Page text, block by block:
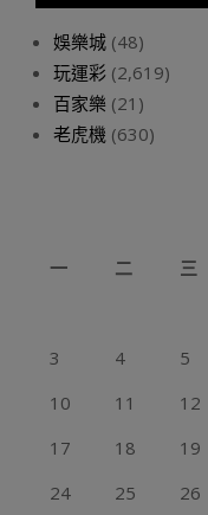
娛樂城 (48)
玩運彩 (2,619)
百家樂 (21)
老虎機 (630)
一
二 三
3
4 5
10
11 12
17
18 19
24
25 26